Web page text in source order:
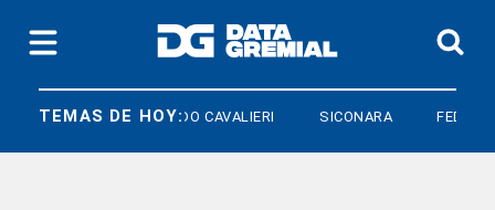
TEMAS DE HOY:
CAVALIERI SICONARA FEDUN